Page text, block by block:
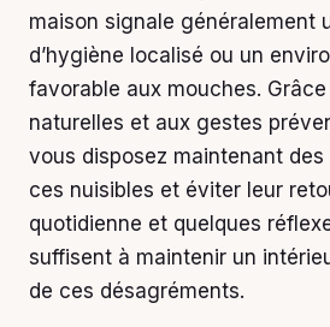
maison signale généralement
d’hygiène localisé ou un
favorable aux mouches.
naturelles et aux gestes
vous disposez maintenant
ces nuisibles et éviter leur
quotidienne et quelques
suffisent à maintenir un
de ces désagréments.